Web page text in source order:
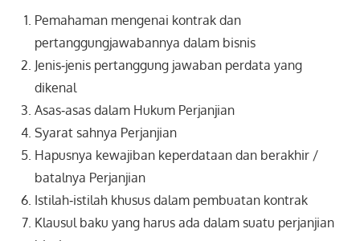
Pemahaman mengenai kontrak dan
pertanggungjawabannya dalam bisnis
Jenis‐jenis pertanggung jawaban perdata yang
dikenal
Asas‐asas dalam Hukum Perjanjian
Syarat sahnya Perjanjian
Hapusnya kewajiban keperdataan dan berakhir /
batalnya Perjanjian
Istilah‐istilah khusus dalam pembuatan kontrak
Klausul baku yang harus ada dalam suatu perjanjian